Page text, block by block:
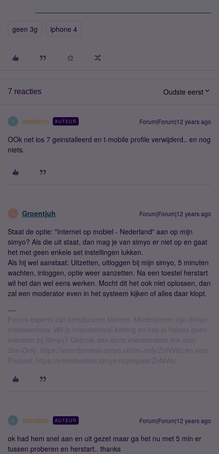
geen 3g iphone 4
7 reacties Oudste eerst
A astridmo AUTEUR Forum|Forum|12 years ago
OOk net ios 7 geinstalleerd en t-mobile profile verwijderd.. en nog
niets.
G Groentjuh Forum|Forum|12 years ago
Staat de optie: "Internet op mobiel - Nederland" aan op mijn
simyo? Als die uit staat, dan mag je van simyo er niet op en gaat
het met geen enkele set instellingen lukken.
Als hij wel aanstaat: Uitzetten, uitloggen bij mijn simyo, 5 minuten
wachten, inloggen, optie weer aanzetten. Na een toestel herstart
wil het dan wel eens werken. Mocht dit het ook niet oplossen, dan
zal een moderator even in het systeem kijken of alles daar klopt.
Forum experts zijn behulpzame klanten. Moderatoren zijn Simyo
medewerkers. Wil je vriendendeal-korting en heb je helaas geen
vrienden bij Simyo? Gebruik dan deze vriendendeal-link voor
Sim-Only: https://vriendendeal.simyo.nl/sim-only/ZnNV6c en voor
Prepaid: https://vriendendeal.simyo.nl/prepaid/ZnNV6c.
A astridmo AUTEUR Forum|Forum|12 years ago
ok had hem snel aan en uit gezet maar ga het nu met 5 min er
tussen proberen en herstart.. thanks